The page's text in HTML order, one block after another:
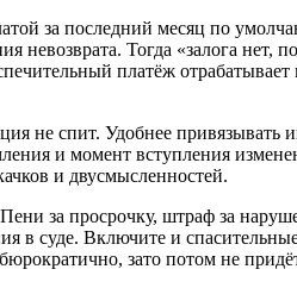
за последний месяц по
невозврата. Тогда «залога
платёж
не спит. Удобнее
и момент вступления
и двусмысленностей.
за просрочку, штраф за
в суде. Включите и
зато потом не